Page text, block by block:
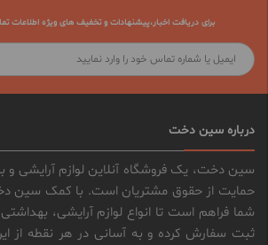
برای دریافت اخبار،پیشنهادات و تخفیف های ویژه اطلاعات
درباره سین دخت
سین دخت، یک فروشگاه آنلاین لوازم آرایشی و
حمایت از حقوق مشتریان است. با کمک سین
شما فراهم است تا انواع لوازم آرایشی،
ثبت سفارش کرده و به آسانی در هر نقطه از